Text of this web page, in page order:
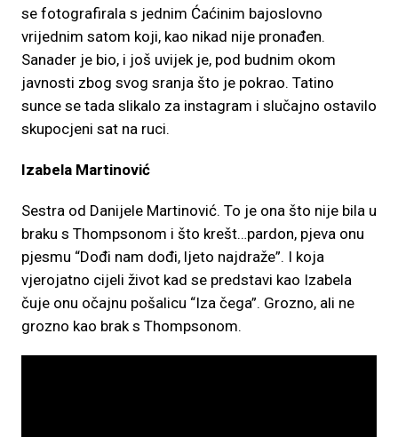
se fotografirala s jednim Ćaćinim bajoslovno
vrijednim satom koji, kao nikad nije pronađen.
Sanader je bio, i još uvijek je, pod budnim okom
javnosti zbog svog sranja što je pokrao. Tatino
sunce se tada slikalo za instagram i slučajno ostavilo
skupocjeni sat na ruci.
Izabela Martinović
Sestra od Danijele Martinović. To je ona što nije bila u
braku s Thompsonom i što krešt…pardon, pjeva onu
pjesmu “Dođi nam dođi, ljeto najdraže”. I koja
vjerojatno cijeli život kad se predstavi kao Izabela
čuje onu očajnu pošalicu “Iza čega”. Grozno, ali ne
grozno kao brak s Thompsonom.